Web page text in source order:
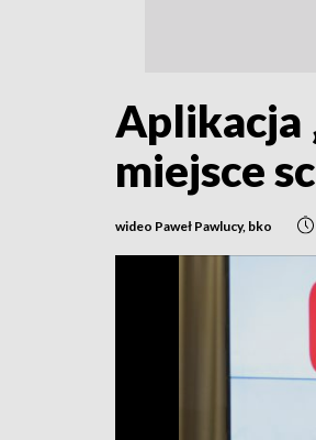
Aplikacja
miejsce
wideo Paweł Pawlucy, bko